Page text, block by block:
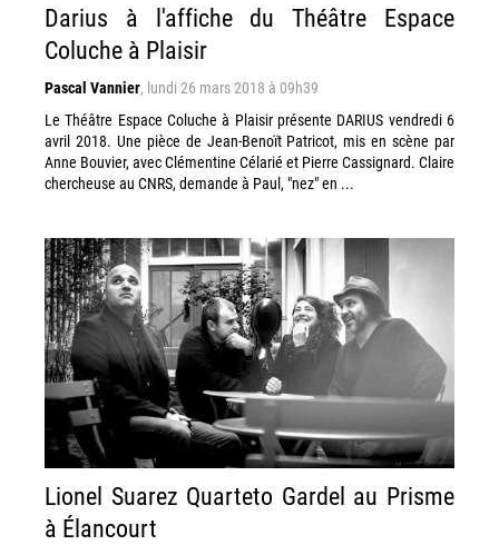
Darius à l'affiche du Théâtre Espace
Coluche à Plaisir
Pascal Vannier, lundi 26 mars 2018 à 09h39
Le Théâtre Espace Coluche à Plaisir présente DARIUS vendredi 6
avril 2018. Une pièce de Jean-Benoït Patricot, mis en scène par
Anne Bouvier, avec Clémentine Célarié et Pierre Cassignard. Claire
chercheuse au CNRS, demande à Paul, "nez" en ...
Lionel Suarez Quarteto Gardel au Prisme
à Élancourt